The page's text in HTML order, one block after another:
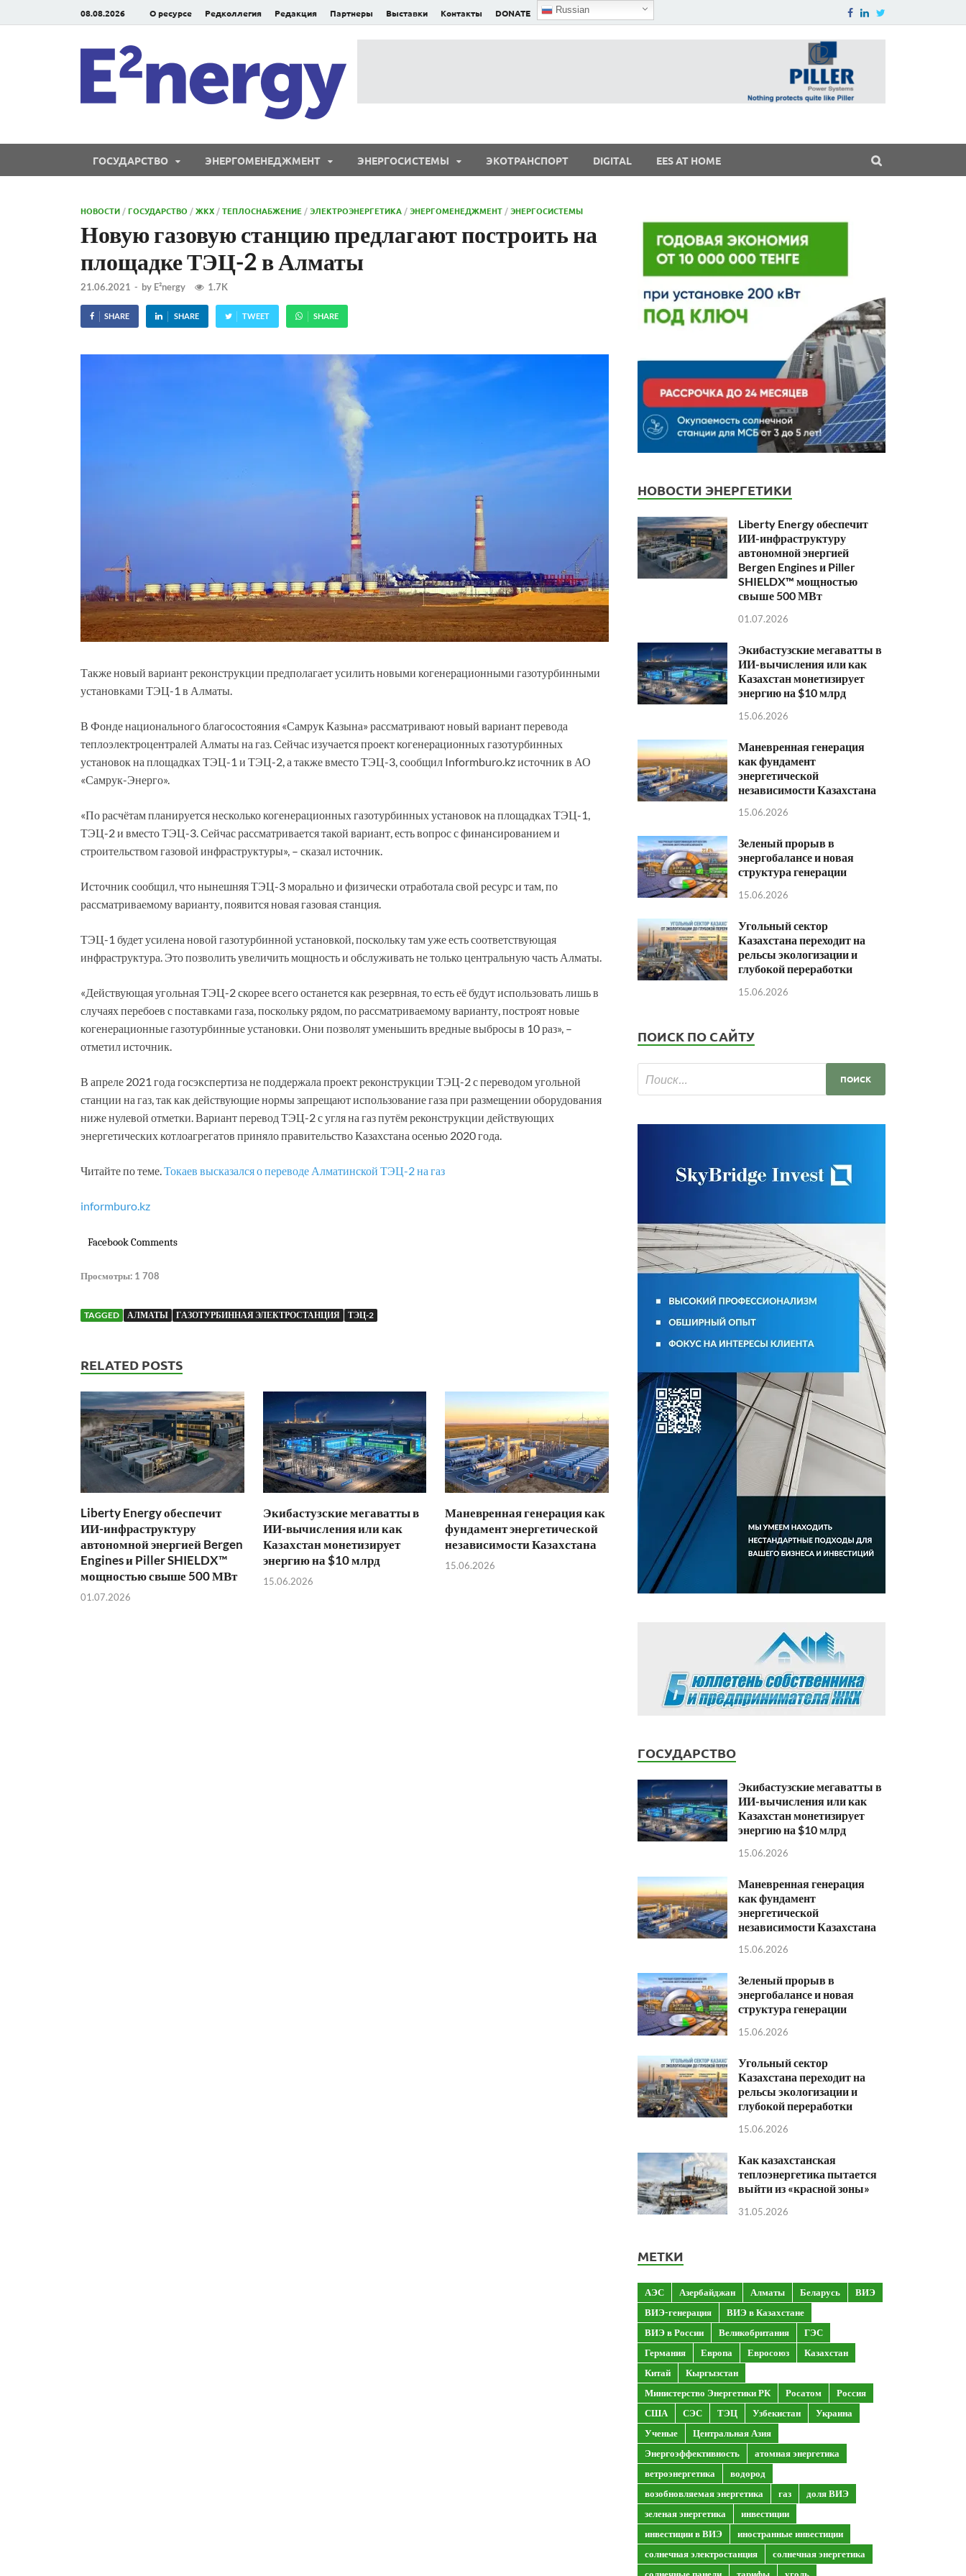
08.08.2026 О ресурсе Редколлегия Редакция Партнеры Выставки Контакты DONATE Russian
ГОСУДАРСТВО ЭНЕРГОМЕНЕДЖМЕНТ ЭНЕРГОСИСТЕМЫ ЭКОТРАНСПОРТ DIGITAL EES AT HOME
НОВОСТИ /ГОСУДАРСТВО /ЖКХ /ТЕПЛОСНАБЖЕНИЕ /ЭЛЕКТРОЭНЕРГЕТИКА /ЭНЕРГОМЕНЕДЖМЕНТ /ЭНЕРГОСИСТЕМЫ
Новую газовую станцию предлагают построить на
площадке ТЭЦ-2 в Алматы
21.06.2021 - by E²nergy 1.7K
SHARE SHARE TWEET SHARE
Также новый вариант реконструкции предполагает усилить новыми когенерационными газотурбинными
установками ТЭЦ-1 в Алматы.
В Фонде национального благосостояния «Самрук Казына» рассматривают новый вариант перевода
теплоэлектроцентралей Алматы на газ. Сейчас изучается проект когенерационных газотурбинных
установок на площадках ТЭЦ-1 и ТЭЦ-2, а также вместо ТЭЦ-3, сообщил Informburo.kz источник в АО
«Самрук-Энерго».
«По расчётам планируется несколько когенерационных газотурбинных установок на площадках ТЭЦ-1,
ТЭЦ-2 и вместо ТЭЦ-3. Сейчас рассматривается такой вариант, есть вопрос с финансированием и
строительством газовой инфраструктуры», – сказал источник.
Источник сообщил, что нынешняя ТЭЦ-3 морально и физически отработала свой ресурс и там, по
рассматриваемому варианту, появится новая газовая станция.
ТЭЦ-1 будет усилена новой газотурбинной установкой, поскольку там уже есть соответствующая
инфраструктура. Это позволить увеличить мощность и обслуживать не только центральную часть Алматы.
«Действующая угольная ТЭЦ-2 скорее всего останется как резервная, то есть её будут использовать лишь в
случаях перебоев с поставками газа, поскольку рядом, по рассматриваемому варианту, построят новые
когенерационные газотурбинные установки. Они позволят уменьшить вредные выбросы в 10 раз», –
отметил источник.
В апреле 2021 года госэкспертиза не поддержала проект реконструкции ТЭЦ-2 с переводом угольной
станции на газ, так как действующие нормы запрещают использование газа при размещении оборудования
ниже нулевой отметки. Вариант перевод ТЭЦ-2 с угля на газ путём реконструкции действующих
энергетических котлоагрегатов приняло правительство Казахстана осенью 2020 года.
Читайте по теме.Токаев высказался о переводе Алматинской ТЭЦ-2 на газ
informburo.kz
Facebook Comments
Просмотры: 1 708
TAGGED АЛМАТЫ ГАЗОТУРБИННАЯ ЭЛЕКТРОСТАНЦИЯ ТЭЦ-2
RELATED POSTS
Liberty Energy обеспечит
ИИ-инфраструктуру
автономной энергией Bergen
Engines и Piller SHIELDX™
мощностью свыше 500 МВт
01.07.2026
Экибастузские мегаватты в
ИИ-вычисления или как
Казахстан монетизирует
энергию на $10 млрд
15.06.2026
Маневренная генерация как
фундамент энергетической
независимости Казахстана
15.06.2026
НОВОСТИ ЭНЕРГЕТИКИ
Liberty Energy обеспечит
ИИ-инфраструктуру
автономной энергией
Bergen Engines и Piller
SHIELDX™ мощностью
свыше 500 МВт
01.07.2026
Экибастузские мегаватты в
ИИ-вычисления или как
Казахстан монетизирует
энергию на $10 млрд
15.06.2026
Маневренная генерация
как фундамент
энергетической
независимости Казахстана
15.06.2026
Зеленый прорыв в
энергобалансе и новая
структура генерации
15.06.2026
Угольный сектор
Казахстана переходит на
рельсы экологизации и
глубокой переработки
15.06.2026
ПОИСК ПО САЙТУ
ГОСУДАРСТВО
Экибастузские мегаватты в
ИИ-вычисления или как
Казахстан монетизирует
энергию на $10 млрд
15.06.2026
Маневренная генерация
как фундамент
энергетической
независимости Казахстана
15.06.2026
Зеленый прорыв в
энергобалансе и новая
структура генерации
15.06.2026
Угольный сектор
Казахстана переходит на
рельсы экологизации и
глубокой переработки
15.06.2026
Как казахстанская
теплоэнергетика пытается
выйти из «красной зоны»
31.05.2026
МЕТКИ
АЭС Азербайджан Алматы Беларусь
ВИЭ
ВИЭ-генерация
ВИЭ в Казахстане
ВИЭ в России
Великобритания
ГЭС
Германия
Европа Евросоюз
Казахстан
Китай
Кыргызстан
Министерство Энергетики РК
Росатом
Россия
США
СЭС ТЭЦ Узбекистан
Украина
Ученые
Центральная Азия
Энергоэффективность
атомная энергетика
ветроэнергетика
водород
возобновляемая энергетика
газ
доля ВИЭ
зеленая энергетика
инвестиции
инвестиции в ВИЭ
иностранные инвестиции
солнечная электростанция
солнечная энергетика
солнечные панели
тарифы уголь